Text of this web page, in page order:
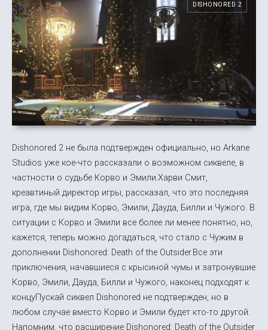
DISHONORED 2
Dishonored 2 не была подтвержден официально, но Arkane
Studios уже кое-что рассказали о возможном сиквеле, в
частности о судьбе Корво и Эмили.Харви Смит,
креавтиный директор игры, рассказал, что это последняя
игра, где мы видим Корво, Эмили, Дауда, Билли и Чужого. В
ситуации с Корво и Эмили все более ли менее понятно, но,
кажется, теперь можно догадаться, что стало с Чужим в
дополнении Dishonored: Death of the Outsider.Все эти
приключения, начавшиеся с крысиной чумы и затронувшие
Корво, Эмили, Дауда, Билли и Чужого, наконец подходят к
концуПускай сиквел Dishonored не подтвержден, но в
любом случае вместо Корво и Эмили будет кто-то другой.
Напомним, что расширение Dishonored: Death of the Outsider